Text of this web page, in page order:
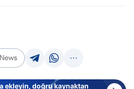
ekleyin, doğru kaynaktan